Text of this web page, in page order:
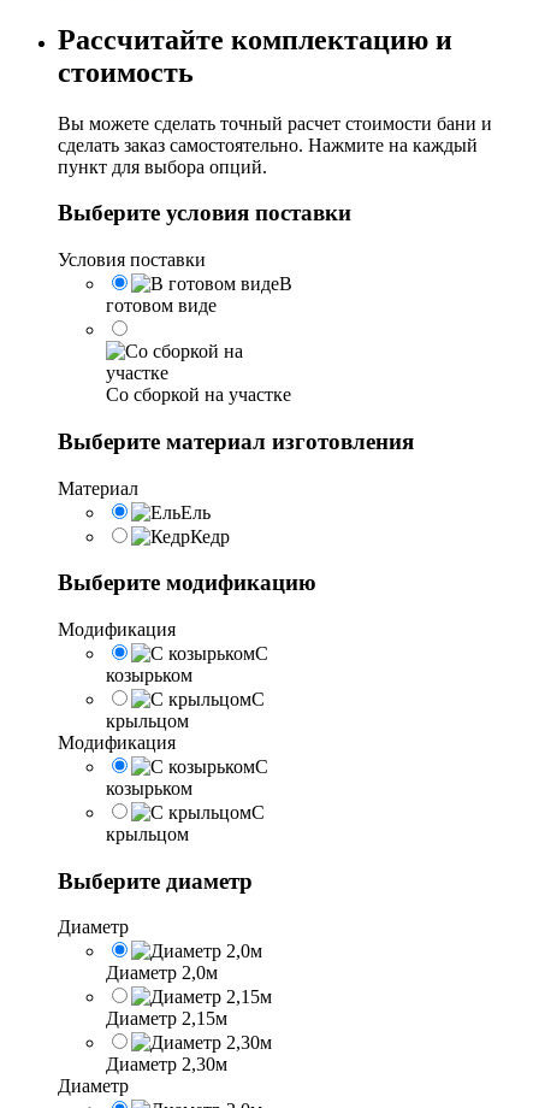
Рассчитайте комплектацию и
стоимость
Вы можете сделать точный расчет стоимости бани и
сделать заказ самостоятельно. Нажмите на каждый
пункт для выбора опций.
Выберите условия поставки
Условия поставки
В
готовом виде
Со сборкой на участке
Выберите материал изготовления
Материал
Ель
Кедр
Выберите модификацию
Модификация
С
козырьком
С
крыльцом
Модификация
С
козырьком
С
крыльцом
Выберите диаметр
Диаметр
Диаметр 2,0м
Диаметр 2,15м
Диаметр 2,30м
Диаметр